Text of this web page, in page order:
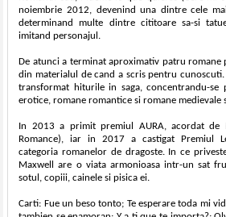
noiembrie 2012, devenind una dintre cele
determinand multe dintre cititoare sa-si
imitand personajul.
De atunci a terminat aproximativ patru romane
din materialul de cand a scris pentru
transformat hiturile in saga, concentrandu-se
erotice, romane romantice si romane medievale
In 2013 a primit premiul AURA, acordat de
Romance), iar in 2017 a castigat Premiul
categoria romanelor de dragoste. In ce
Maxwell are o viata armonioasa intr-un sat
sotul, copiii, cainele si pisica ei.
Carti: Fue un beso tonto; Te esperare toda mi